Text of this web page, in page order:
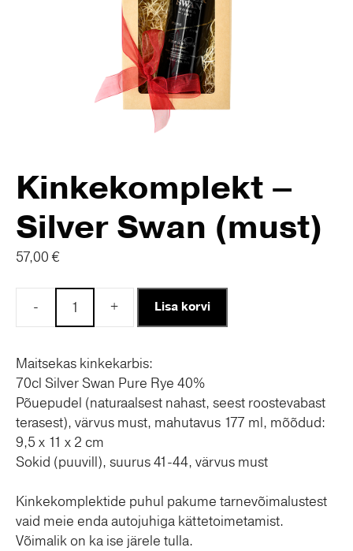
Kinkekomplekt –
Silver Swan (must)
57,00€
-
Kinkekomplekt
Silver
Swan
(must)
kogus
+ Lisa korvi
Maitsekas kinkekarbis:
70cl Silver Swan Pure Rye 40%
Põuepudel (naturaalsest nahast, seest roostevabast
terasest), värvus must, mahutavus 177 ml, mõõdud:
9,5 x 11 x 2 cm
Sokid (puuvill), suurus 41-44, värvus must
Kinkekomplektide puhul pakume tarnevõimalustest
vaid meie enda autojuhiga kättetoimetamist.
Võimalik on ka ise järele tulla.